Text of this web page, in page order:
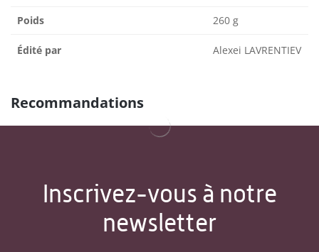
Poids 260 g
Édité par Alexei LAVRENTIEV
Recommandations
Inscrivez-vous à notre
newsletter